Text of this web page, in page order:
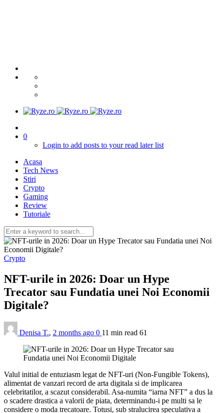
0
Login to add posts to your read later list
Acasa
Tech News
Stiri
Crypto
Gaming
Review
Tutoriale
Crypto
NFT-urile in 2026: Doar un Hype
Trecator sau Fundatia unei Noi Economii
Digitale?
Denisa T., 2 months ago 0 11 min read 61
Valul initial de entuziasm legat de NFT-uri (Non-Fungible Tokens),
alimentat de vanzari record de arta digitala si de implicarea
celebritatilor, a scazut considerabil. Asa-numita “iarna NFT” a dus la
o scadere drastica a valorii de piata, determinandu-i pe multi sa le
considere o moda trecatoare. Totusi, sub stralucirea speculativa a